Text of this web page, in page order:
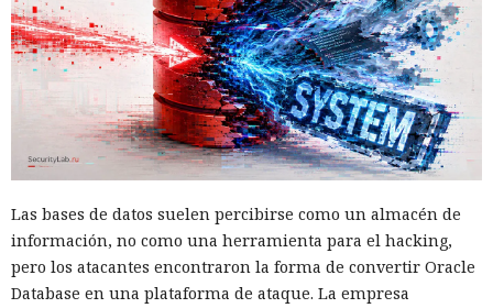
La mejora de rendimiento también afectó a la ejecución del
código. El paso a TypeScript versión 7, reescrito en Go, según
la estimación del equipo de Next.js acelera el
funcionamiento aproximadamente diez veces. En el
servidor, renunciar a la conversión de los web streams a
favor de los streams nativos de Node.js en toda la capa de
renderizado permite procesar un 22% más de solicitudes
Entre otras novedades figuran la unificación de la carga útil
para reducir el número de solicitudes de precarga, un
mejor caché de archivos estáticos, la herramienta de
Las bases de datos suelen percibirse como un almacén de
información, no como una herramienta para el hacking,
pero los atacantes encontraron la forma de convertir Oracle
Database en una plataforma de ataque. La empresa